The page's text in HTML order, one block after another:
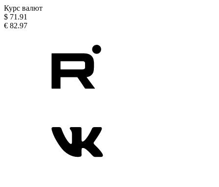
Курс валют
$ 71.91
€ 82.97